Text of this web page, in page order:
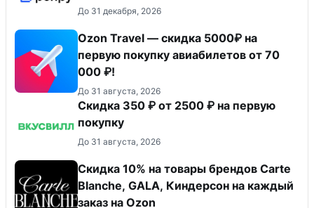
До 31 декабря, 2026
Ozon Travel — скидка 5000₽ на
первую покупку авиабилетов от 70
000 ₽!
До 31 августа, 2026
Скидка 350 ₽ от 2500 ₽ на первую
покупку
До 31 августа, 2026
Скидка 10% на товары брендов Carte
Blanche, GALA, Киндерсон на каждый
заказ на Оzon